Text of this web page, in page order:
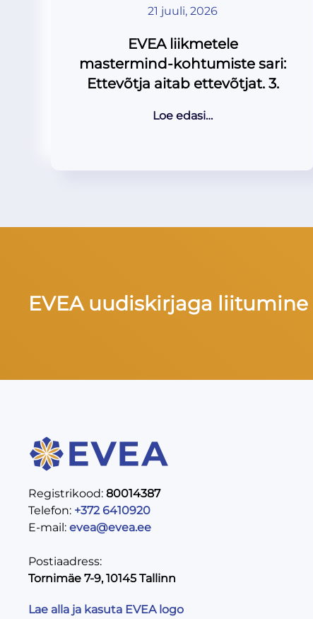
21 juuli, 2026
EVEA liikmetele
mastermind-kohtumiste sari:
Ettevõtja aitab ettevõtjat. 3.
Loe edasi…
EVEA uudiskirjaga liitumine
Registrikood: 80014387
Telefon: +372 6410920
E-mail: evea@evea.ee
Postiaadress:
Tornimäe 7-9, 10145 Tallinn
Lae alla ja kasuta EVEA logo